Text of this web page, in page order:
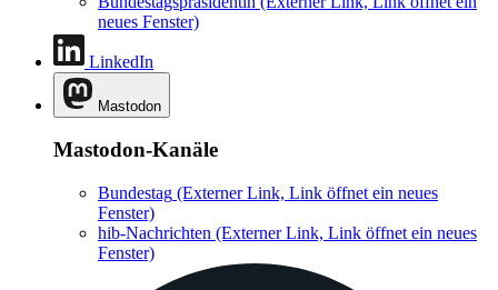
neues Fenster)
LinkedIn
Mastodon
Mastodon-Kanäle
Bundestag (Externer Link, Link öffnet ein neues
Fenster)
hib-Nachrichten (Externer Link, Link öffnet ein neues
Fenster)